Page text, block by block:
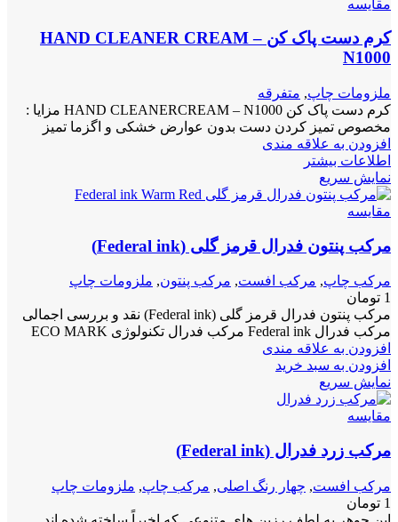
مقايسه
کرم دست پاک کن HAND CLEANER CREAM –
N1000
ملزومات چاپ, متفرقه
کرم دست پاک کن HAND CLEANERCREAM – N1000 مزایا :
مخصوص تمیز کردن دست بدون عوارض خشکی و اگزما تمیز
افزودن به علاقه مندی
اطلاعات بیشتر
نمایش سریع
مقايسه
مرکب پنتون فدرال قرمز گلی (Federal ink)
مرکب چاپ, مرکب افست, مرکب پنتون, ملزومات چاپ
1 تومان
مرکب پنتون فدرال قرمز گلی (Federal ink) نقد و بررسی اجمالی
مرکب فدرال Federal ink مرکب فدرال تکنولوژی ECO MARK
افزودن به علاقه مندی
افزودن به سبد خرید
نمایش سریع
مقايسه
مرکب زرد فدرال (Federal ink)
مرکب افست, چهار رنگ اصلی, مرکب چاپ, ملزومات چاپ
1 تومان